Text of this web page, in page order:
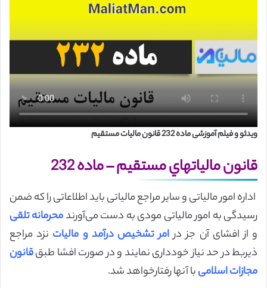
ویدئو و فیلم آموزشی ماده 232 قانون مالیات مستقیم
قانون مالياتهاي مستقيم – ماده 232
اداره امور مالیاتی و سایر مراجع مالیاتی باید اطلاعاتی را که ضمن
رسیدگی به امور مالیاتی مودی به دست می‌آورندمحرمانه تلقی
و از ‌افشای آن جز درامر تشخیص درآمد و مالیات نزد مراجع
ذیربط در حد نیاز خودداری نمایند و در صورت افشا طبققانون
مجازات اسلامیبا آنها رفتار‌خواهد شد.